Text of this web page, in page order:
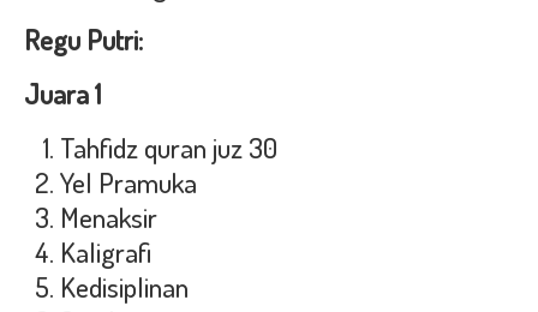
Regu Putri:
Juara 1
Tahfidz quran juz 30
Yel Pramuka
Menaksir
Kaligrafi
Kedisiplinan